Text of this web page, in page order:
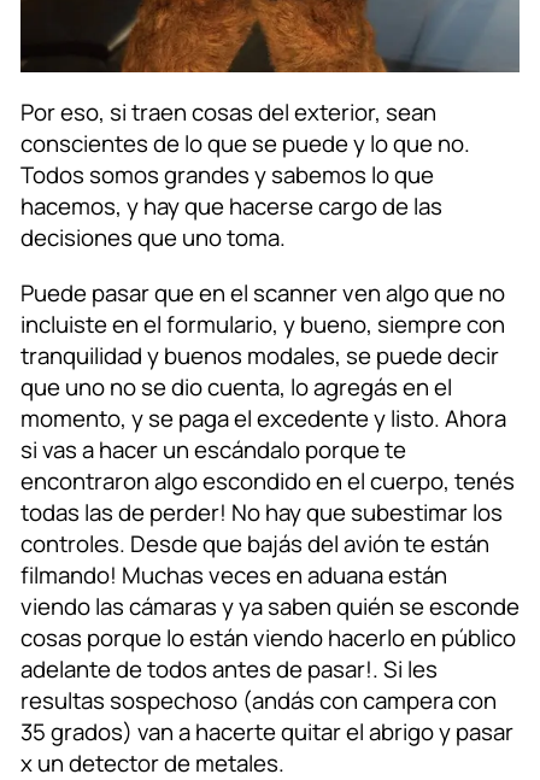
Por eso, si traen cosas del exterior, sean
conscientes de lo que se puede y lo que no.
Todos somos grandes y sabemos lo que
hacemos, y hay que hacerse cargo de las
decisiones que uno toma.
Puede pasar que en el scanner ven algo que no
incluiste en el formulario, y bueno, siempre con
tranquilidad y buenos modales, se puede decir
que uno no se dio cuenta, lo agregás en el
momento, y se paga el excedente y listo. Ahora
si vas a hacer un escándalo porque te
encontraron algo escondido en el cuerpo, tenés
todas las de perder! No hay que subestimar los
controles. Desde que bajás del avión te están
filmando! Muchas veces en aduana están
viendo las cámaras y ya saben quién se esconde
cosas porque lo están viendo hacerlo en público
adelante de todos antes de pasar!. Si les
resultas sospechoso (andás con campera con
35 grados) van a hacerte quitar el abrigo y pasar
x un detector de metales.